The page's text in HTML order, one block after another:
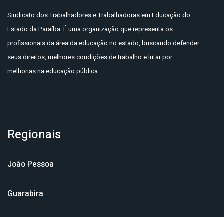
Sindicato dos Trabalhadores e Trabalhadoras em Educação do
Estado da Paraíba. É uma organização que representa os
profissionais da área da educação no estado, buscando defender
seus direitos, melhores condições de trabalho e lutar por
melhorias na educação pública.
Regionais
João Pessoa
Guarabira